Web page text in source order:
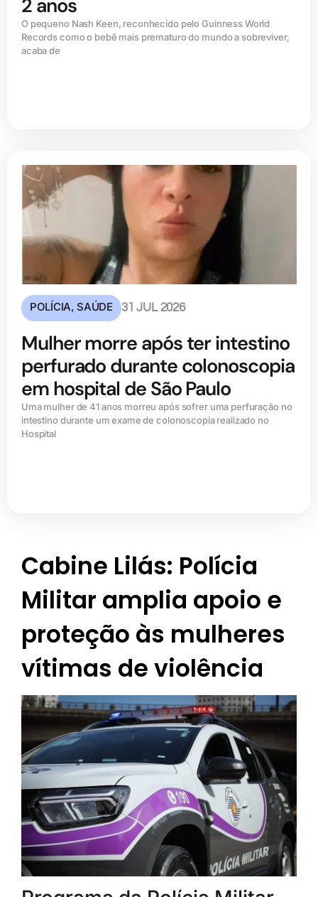
2 anos
O pequeno Nash Keen, reconhecido pelo Guinness World
Records como o bebê mais prematuro do mundo a sobreviver,
acaba de
POLÍCIA,SAÚDE 31 JUL 2026
Mulher morre após ter intestino
perfurado durante colonoscopia
em hospital de São Paulo
Uma mulher de 41 anos morreu após sofrer uma perfuração no
intestino durante um exame de colonoscopia realizado no
Hospital
Cabine Lilás: Polícia
Militar amplia apoio e
proteção às mulheres
vítimas de violência